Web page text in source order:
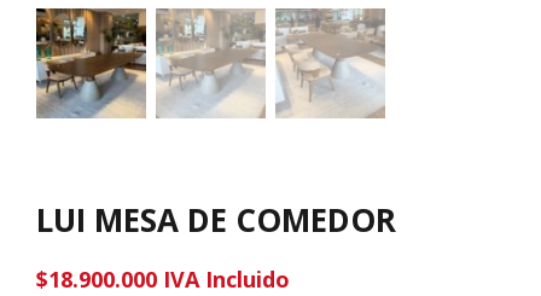
LUI MESA DE COMEDOR
$18.900.000 IVA Incluido